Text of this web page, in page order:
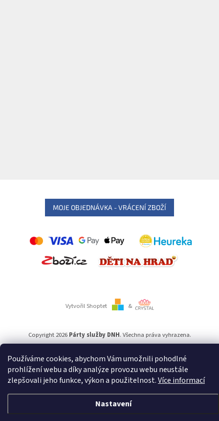
Používáme cookies, abychom Vám umožnili pohodlné
prohlížení webu a díky analýze provozu webu neustále
zlepšovali jeho funkce, výkon a použitelnost.Více informací
Nastavení
MOJE OBJEDNÁVKA - VRÁCENÍ ZBOŽÍ
Vytvořil Shoptet &
Copyright 2026 Párty služby DNH. Všechna práva vyhrazena.
Používámeověření věku Adulto